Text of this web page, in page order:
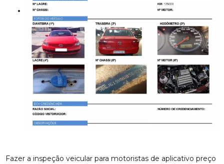
Fazer a inspeção veicular para motoristas de aplicativo preço